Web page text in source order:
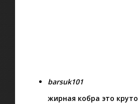
barsuk101
жирная кобра это круто